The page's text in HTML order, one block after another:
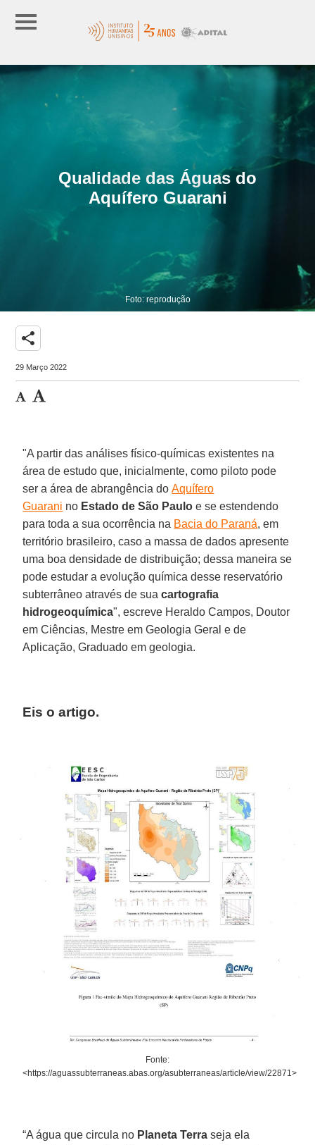
Qualidade das Águas do
Aquífero Guarani
Foto: reprodução
share
29 Março 2022
"A partir das análises físico-químicas existentes na
área de estudo que, inicialmente, como piloto pode
ser a área de abrangência doAquífero
Guarani no Estado de São Paulo e se estendendo
para toda a sua ocorrência na Bacia do Paraná, em
território brasileiro, caso a massa de dados apresente
uma boa densidade de distribuição; dessa maneira se
pode estudar a evolução química desse reservatório
subterrâneo através de suacartografia
hidrogeoquímica", escreve Heraldo Campos, Doutor
em Ciências, Mestre em Geologia Geral e de
Aplicação, Graduado em geologia.
Eis o artigo.
Fonte:
<https://aguassubterraneas.abas.org/asubterraneas/article/view/22871>
“A água que circula no Planeta Terra seja ela